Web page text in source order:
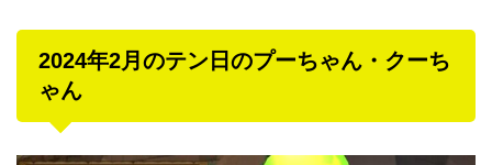
2024年2月のテン日のプーちゃん・クーち
ゃん